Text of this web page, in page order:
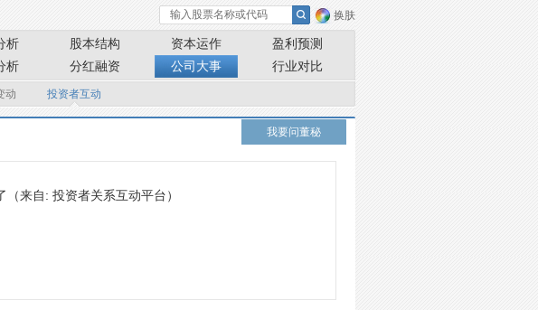
换肤
析 股本结构 资本运作
盈利预测
析 分红融资 公司大事 行业对比
动 投资者互动
我要问董秘
（来自: 投资者关系互动平台）